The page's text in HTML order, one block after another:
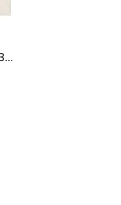
Plicuri albe mat invitatii nunta 133 x 184 mm set 20 buc